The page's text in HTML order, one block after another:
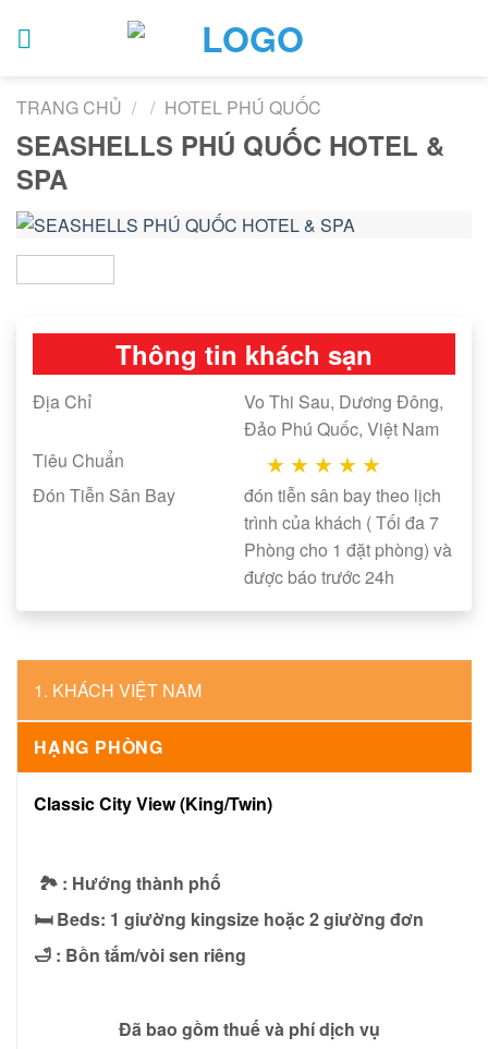
TRANG CHỦ / / HOTEL PHÚ QUỐC
SEASHELLS PHÚ QUỐC HOTEL &
SPA
Thông tin khách sạn
Địa Chỉ
Vo Thi Sau, Dương Đông,
Đảo Phú Quốc, Việt Nam
Tiêu Chuẩn
★ ★ ★ ★ ★
Đón Tiễn Sân Bay
đón tiễn sân bay theo lịch
trình của khách ( Tối đa 7
Phòng cho 1 đặt phòng) và
được báo trước 24h
1. KHÁCH VIỆT NAM
HẠNG PHÒNG
Classic City View (King/Twin)
🏞 : Hướng thành phố
🛏 Beds: 1 giường kingsize hoặc 2 giường đơn
🛁 : Bồn tắm/vòi sen riêng
Đã bao gồm thuế và phí dịch vụ